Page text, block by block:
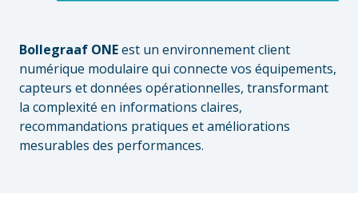
Bollegraaf ONEest un environnement client
numérique modulaire qui connecte vos équipements,
capteurs et données opérationnelles, transformant
la complexité en informations claires,
recommandations pratiques et améliorations
mesurables des performances.